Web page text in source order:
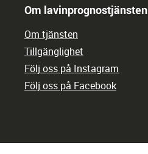
Om lavinprognostjänsten
Om tjänsten
Tillgänglighet
Följ oss på Instagram
Följ oss på Facebook